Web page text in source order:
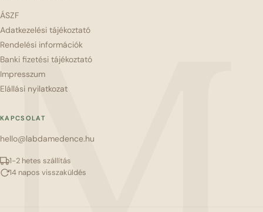
ÁSZF
Adatkezelési tájékoztató
Rendelési információk
Banki fizetési tájékoztató
Impresszum
Elállási nyilatkozat
KAPCSOLAT
hello@labdamedence.hu
1-2 hetes szállítás
14 napos visszaküldés